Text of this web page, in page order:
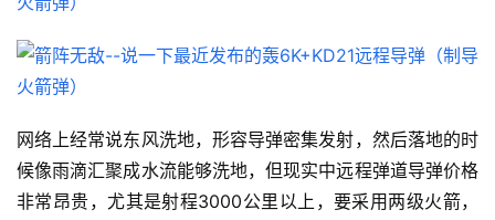
网络上经常说东风洗地，形容导弹密集发射，然后落地的时
候像雨滴汇聚成水流能够洗地，但现实中远程弹道导弹价格
非常昂贵，尤其是射程3000公里以上，要采用两级火箭，